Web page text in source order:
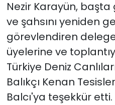
Nezir Karayün,
ve şahsını yeniden
görevlendiren
üyelerine ve
Türkiye Deniz
Balıkçı Kenan
Balcı'ya teşekkür etti.